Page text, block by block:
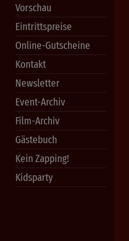
Vorschau
Eintrittspreise
Online-Gutscheine
Kontakt
Newsletter
Event-Archiv
Film-Archiv
Gästebuch
Kein Zapping!
Kidsparty